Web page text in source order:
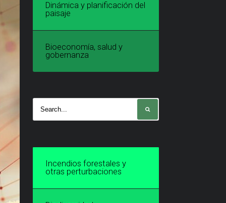
Dinámica y planificación del
paisaje
Bioeconomía, salud y
gobernanza
Incendios forestales y
otras perturbaciones